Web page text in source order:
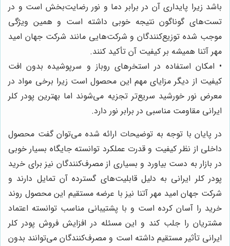
باشد زیرا پایداری آن در برابر دما و نور رضایت‌بخش است و در
تست‌های گوناگون نتیجه خوبی داشته است و همین ویژگی
موجب شده توزیع‌کنندگان و شرکت‌هایی مانند شرکت جهان امید
مهر آتنا همیشه بر کیفیت آن تأکید کنند.
• امکان استفاده در استخرهای روباز و سرپوشیده بدون افت
کیفیت از دیگر مزایای مهم این محصول است زیرا برخی مواد در
معرض نور خورشید سریع‌تر تجزیه می‌شوند اما بهترین پودر کلر
ایرانی مقاومت مناسبی در برابر نور دارد.
در پایان با توجه به توضیحات ارائه شده می‌توان گفت محصول
داخلی از نظر کیفیت و قدرت عملکرد توانسته جایگاه بسیار خوبی
در بازار به دست بیاورد و بسیاری از مصرف‌کنندگان نیز برای خرید
پودر کلر ایرانی به دلیل قابلیت‌های گسترده آن تمایل دارند و
شرکت جهان امید مهر آتنا نیز با عرضه مستقیم این محصول روند
خرید را آسان کرده است و با پشتیبانی مناسب توانسته اعتماد
مشتریان را جلب کند و این مسئله در افزایش فروش پودر کلر
ایرانی تأثیر مستقیم داشته است و مصرف‌کنندگان می‌توانند بدون